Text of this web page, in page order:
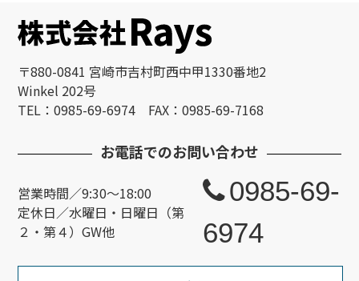
〒880-0841 宮崎市吉村町西中甲1330番地2
Winkel 202号
TEL：0985-69-6974 FAX：0985-69-7168
お電話でのお問い合わせ
営業時間／9:30～18:00
定休日／水曜日・日曜日（第
２・第４）GW他
0985-69-
6974